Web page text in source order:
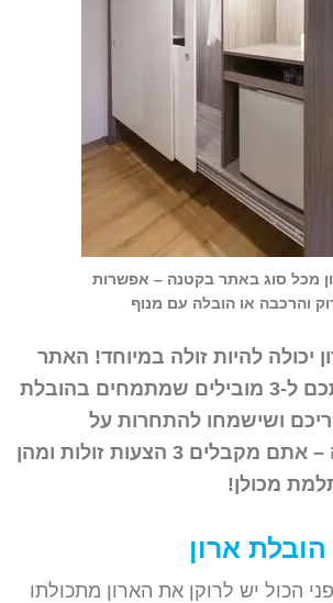
מכל סוג באתר בקטנה – אפשרות
והרכבה או הובלה עם מנוף
יכולה להיות זולה במיוחד! האתר
בקטנה מחבר אתכם ל-3 מובילים שמתמחים בהובלת
ושישמחו להתחרות על
ההובלה. התוצאה – אתם מקבלים 3 הצעות זולות ומהן
מכולן!
ארון
הכול יש לרוקן את הארון מתכולתו